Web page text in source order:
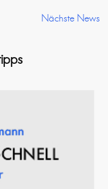
Nächste News